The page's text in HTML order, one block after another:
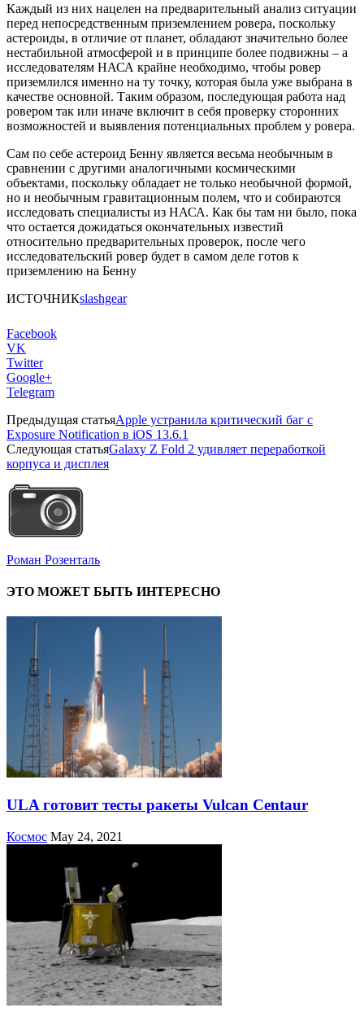
Каждый из них нацелен на предварительный анализ ситуации
перед непосредственным приземлением ровера, поскольку
астероиды, в отличие от планет, обладают значительно более
нестабильной атмосферой и в принципе более подвижны – а
исследователям НАСА крайне необходимо, чтобы ровер
приземлился именно на ту точку, которая была уже выбрана в
качестве основной. Таким образом, последующая работа над
ровером так или иначе включит в себя проверку сторонних
возможностей и выявления потенциальных проблем у ровера.
Сам по себе астероид Бенну является весьма необычным в
сравнении с другими аналогичными космическими
объектами, поскольку обладает не только необычной формой,
но и необычным гравитационным полем, что и собираются
исследовать специалисты из НАСА. Как бы там ни было, пока
что остается дожидаться окончательных известий
относительно предварительных проверок, после чего
исследовательский ровер будет в самом деле готов к
приземлению на Бенну
ИСТОЧНИКslashgear
Facebook
VK
Twitter
Google+
Telegram
Предыдущая статьяApple устранила критический баг с
Exposure Notification в iOS 13.6.1
Следующая статьяGalaxy Z Fold 2 удивляет переработкой
корпуса и дисплея
Роман Розенталь
ЭТО МОЖЕТ БЫТЬ ИНТЕРЕСНО
ULA готовит тесты ракеты Vulcan Centaur
Космос May 24, 2021